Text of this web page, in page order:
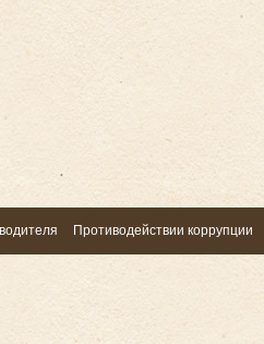
Противодействии коррупции